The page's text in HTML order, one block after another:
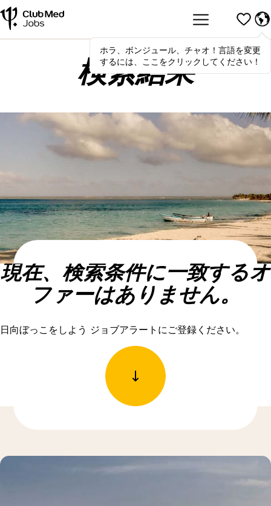
Hola,bonjour, ciao! To switch
languages, click here!
ホラ、ボンジュール、チャオ！言語を変更
するには、ここをクリックしてください！
検索結果
現在、検索条件に一致するオ
ファーはありません。
日向ぼっこをしよう ジョブアラートにご登録ください。